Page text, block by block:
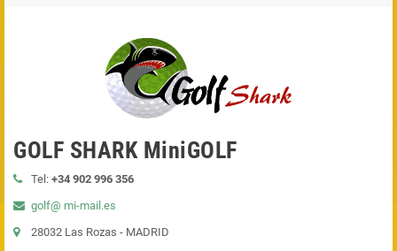
GOLF SHARK MiniGOLF
Tel: +34 902 996 356
golf@ mi-mail.es
28032 Las Rozas - MADRID